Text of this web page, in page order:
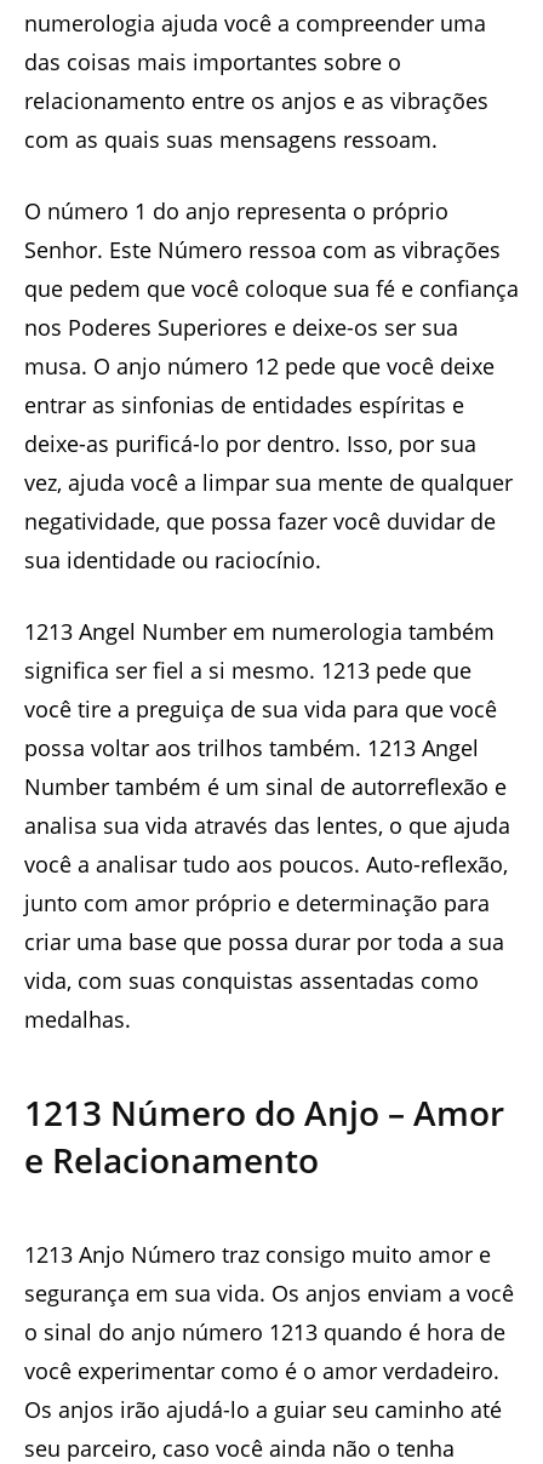
numerologia ajuda você a compreender uma
das coisas mais importantes sobre o
relacionamento entre os anjos e as vibrações
com as quais suas mensagens ressoam.
O número 1 do anjo representa o próprio
Senhor. Este Número ressoa com as vibrações
que pedem que você coloque sua fé e confiança
nos Poderes Superiores e deixe-os ser sua
musa. O anjo número 12 pede que você deixe
entrar as sinfonias de entidades espíritas e
deixe-as purificá-lo por dentro. Isso, por sua
vez, ajuda você a limpar sua mente de qualquer
negatividade, que possa fazer você duvidar de
sua identidade ou raciocínio.
1213 Angel Number em numerologia também
significa ser fiel a si mesmo. 1213 pede que
você tire a preguiça de sua vida para que você
possa voltar aos trilhos também. 1213 Angel
Number também é um sinal de autorreflexão e
analisa sua vida através das lentes, o que ajuda
você a analisar tudo aos poucos. Auto-reflexão,
junto com amor próprio e determinação para
criar uma base que possa durar por toda a sua
vida, com suas conquistas assentadas como
medalhas.
1213 Número do Anjo – Amor
e Relacionamento
1213 Anjo Número traz consigo muito amor e
segurança em sua vida. Os anjos enviam a você
o sinal do anjo número 1213 quando é hora de
você experimentar como é o amor verdadeiro.
Os anjos irão ajudá-lo a guiar seu caminho até
seu parceiro, caso você ainda não o tenha